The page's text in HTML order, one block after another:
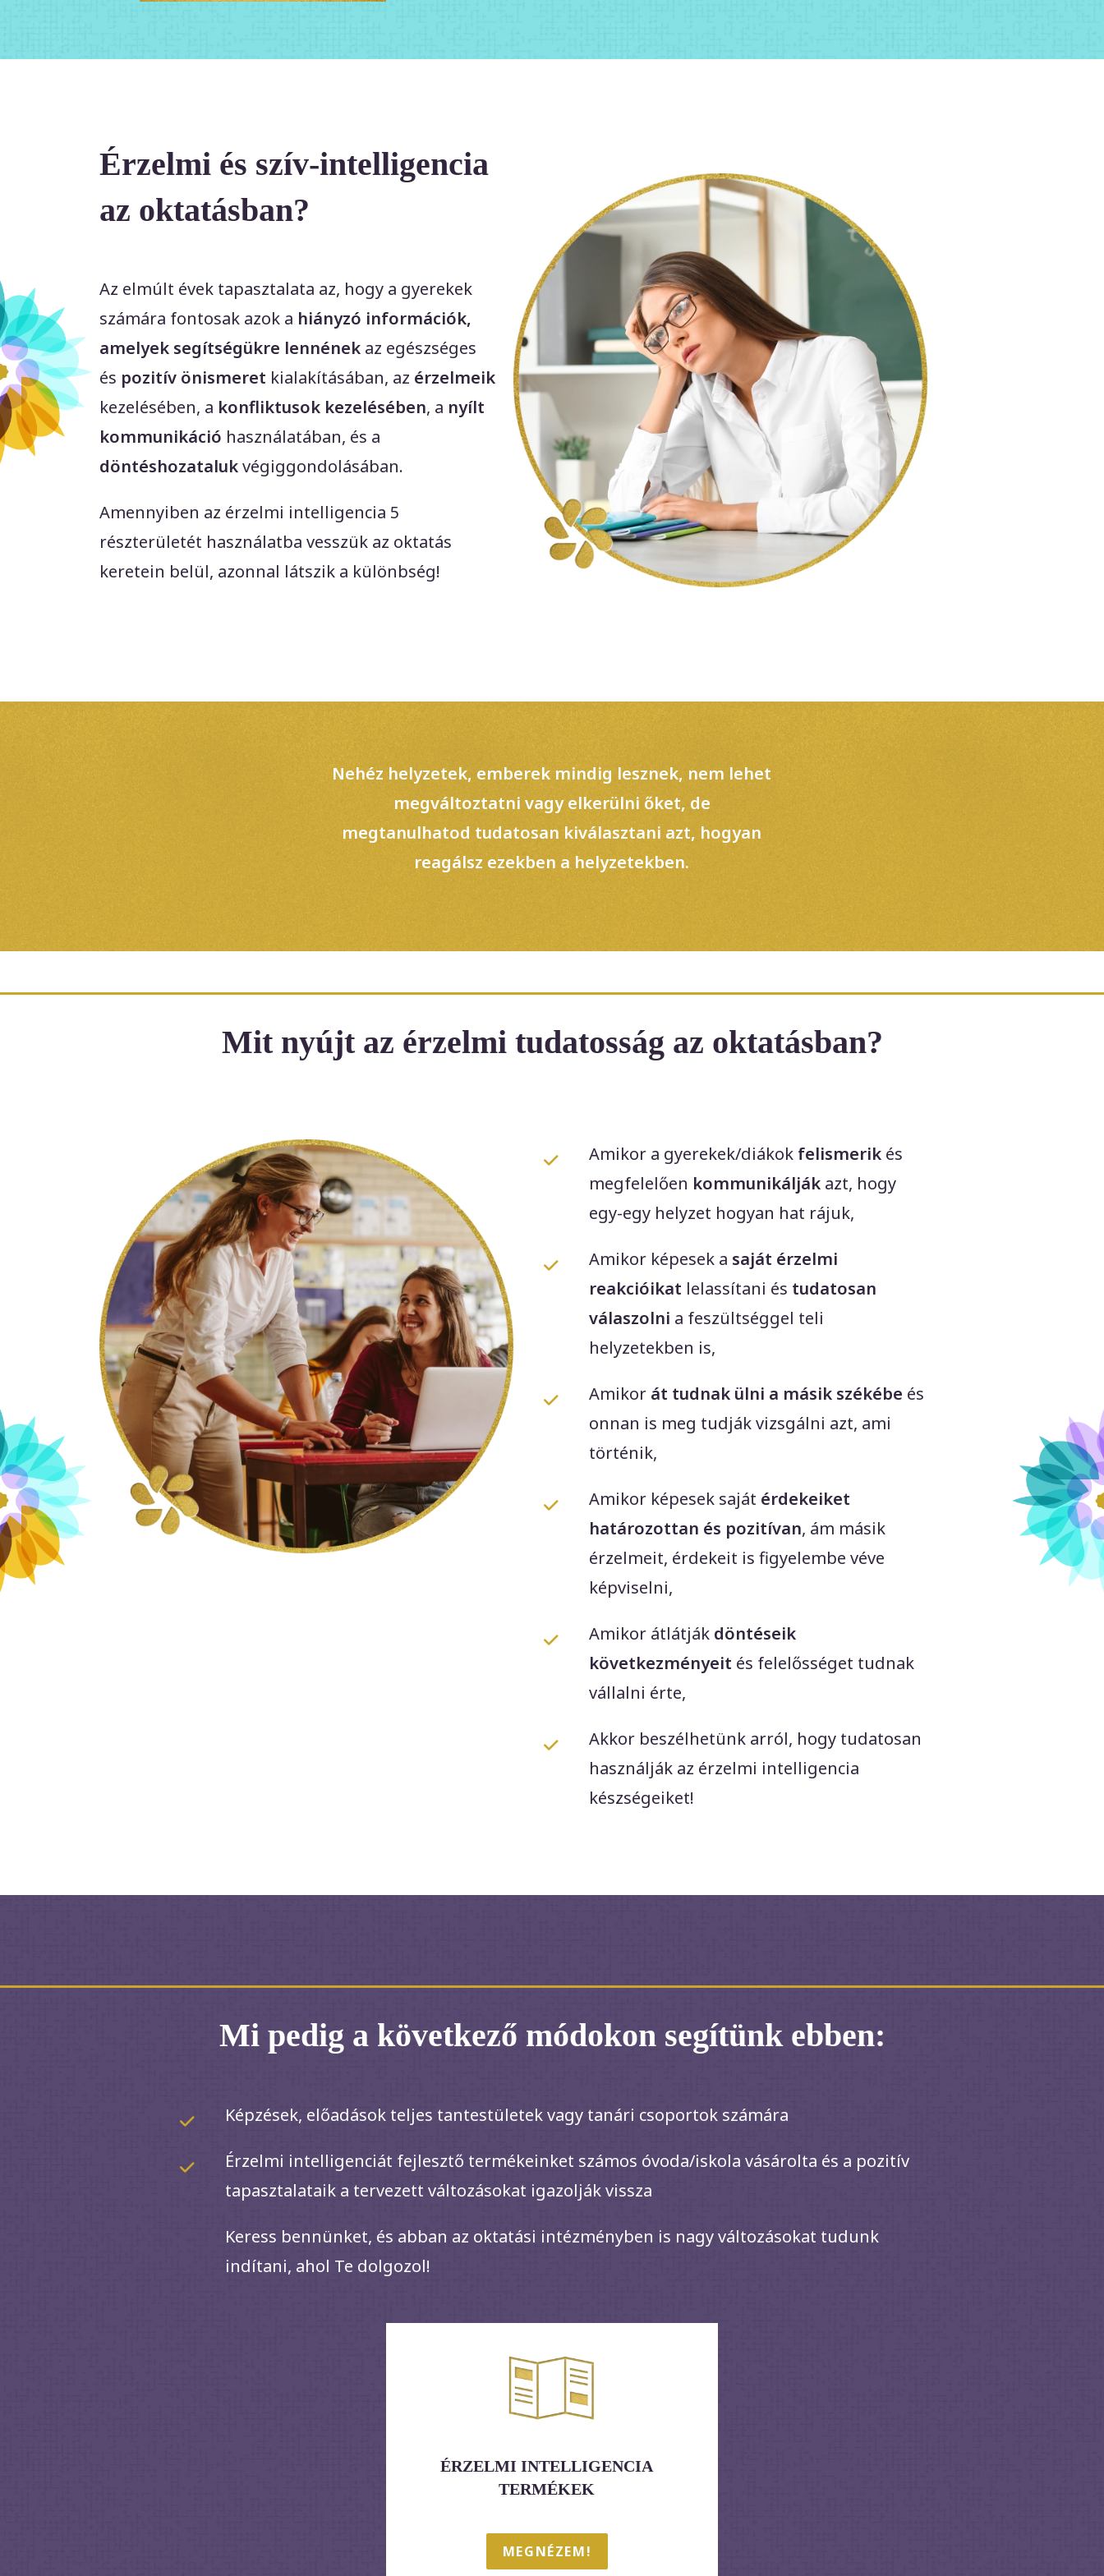
Érzelmi és szív-intelligencia
az oktatásban?
Az elmúlt évek tapasztalata az, hogy a gyerekek
számára fontosak azok a hiányzó információk,
amelyek segítségükre lennénekaz egészséges
és pozitív önismeret kialakításában, az érzelmeik
kezelésében, a konfliktusok kezelésében, a nyílt
kommunikáció használatában, és a
döntéshozatalukvégiggondolásában.
Amennyiben az érzelmi intelligencia 5
részterületét használatba vesszük az oktatás
keretein belül, azonnal látszik a különbség!
Nehéz helyzetek, emberek mindig lesznek, nem lehet
megváltoztatni vagy elkerülni őket, de
megtanulhatod tudatosan kiválasztani azt, hogyan
reagálsz ezekben a helyzetekben.
Mit nyújt az érzelmi tudatosság az oktatásban?
Amikor a gyerekek/diákok felismerik és
megfelelően kommunikálják azt, hogy
egy-egy helyzet hogyan hat rájuk,
Amikor képesek a saját érzelmi
reakcióikat lelassítani és tudatosan
válaszolni a feszültséggel teli
helyzetekben is,
Amikor át tudnak ülni a másik székébe és
onnan is meg tudják vizsgálni azt, ami
történik,
Amikor képesek saját érdekeiket
határozottan és pozitívan, ám másik
érzelmeit, érdekeit is figyelembe véve
képviselni,
Amikor átlátják döntéseik
következményeit és felelősséget tudnak
vállalni érte,
Akkor beszélhetünk arról, hogy tudatosan
használják az érzelmi intelligencia
készségeiket!
Mi pedig a következő módokon segítünk ebben:
Képzések, előadások teljes tantestületek vagy tanári csoportok számára
Érzelmi intelligenciát fejlesztő termékeinket számos óvoda/iskola vásárolta és a pozitív
tapasztalataik a tervezett változásokat igazolják vissza
Keress bennünket, és abban az oktatási intézményben is nagy változásokat tudunk
indítani, ahol Te dolgozol!
ÉRZELMI INTELLIGENCIA
TERMÉKEK
MEGNÉZEM!